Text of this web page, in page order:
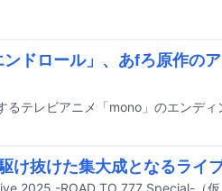
ドロール」、あfろ原作の
け抜けた集大成となるライ